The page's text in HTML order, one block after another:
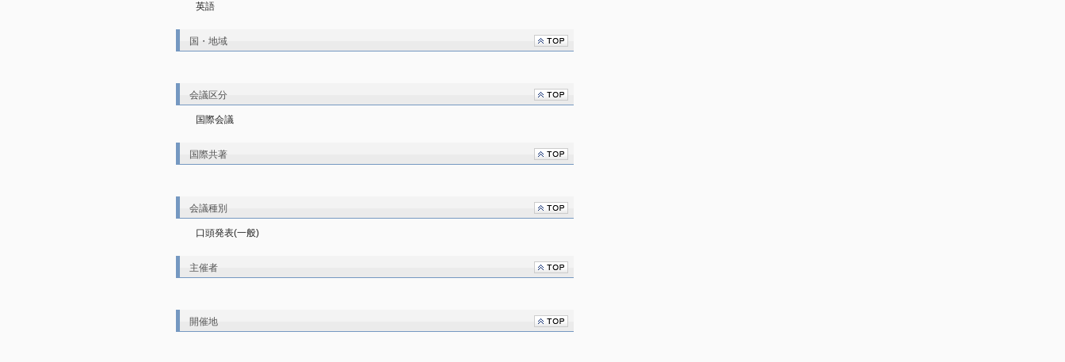
英語
国・地域
会議区分
国際会議
国際共著
会議種別
口頭発表(一般)
主催者
開催地